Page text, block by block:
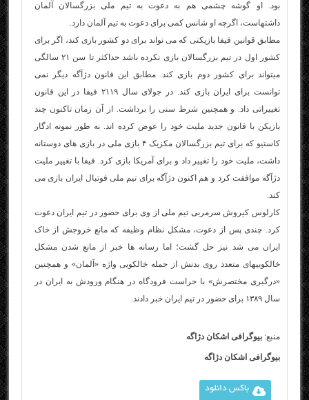
بود. او گوشه چشمی هم به دعوت به تیم ملی بزرگسالان آلمان
داشته‏است، اگرچه او شانس کمی برای دعوت به تیم آلمان دارد.
مطابق قوانین فیفا بازیکنی که می تواند برای دو کشور بازی کند، اگر برای
کشور اول در تیم بزرگسالان بازی نکرده باشد حداکثر تا سن ۲۱ سالگی
می‏‎تواند برای کشور دوم بازی کند. مطابق این قانون دژآگه دیگر نمی
توانست برای ایران بازی کند. در جولای سال ۲۱۱۹ فیفا در این قانون
تغییراتی داد. و همچنین شرط سنی را برداشت. از آن زمان تاکنون چند
بازیکن با قانون جدید ملیت خود را عوض کرده اند. به طور نمونه ادگار
کاستیو که برای تیم بزرگسالان مکزیک ۴ بازی ملی در بازی های دوستانه
داشت، ملیت خود را تغییر داد و برای آمریکا بازی کرد. فیفا با تغییر ملیت
دژآگه موافقت کرد و هم اکنون دژآگه برای تیم ملی فوتبال ایران بازی می
کند.
کارلوس کیروش سرمربی تیم ملی از وی برای حضور در تیم ایران دعوت
کرد. چندی پس از دعوت، مشکل نظام وظیفه که مانع خروجش از خاک
ایران می شد نیز حل گشت؛ اما رسانه ها خبر از مانع شدن مشکل
خالکوبی‎های متعدد روی بدنش از جمله خالکوبی واژه «آلمان» و همچنین
«درگیری مختصرش» با حراست فرودگاه در هنگام ورودش به ایران در
سال ۱۳۸۹ برای حضور در تیم ایران خبر دادند.
منبع:بیوگرافی اشکان دژاگه
بیوگرافی اشکان دژاگه
باکس دانلود